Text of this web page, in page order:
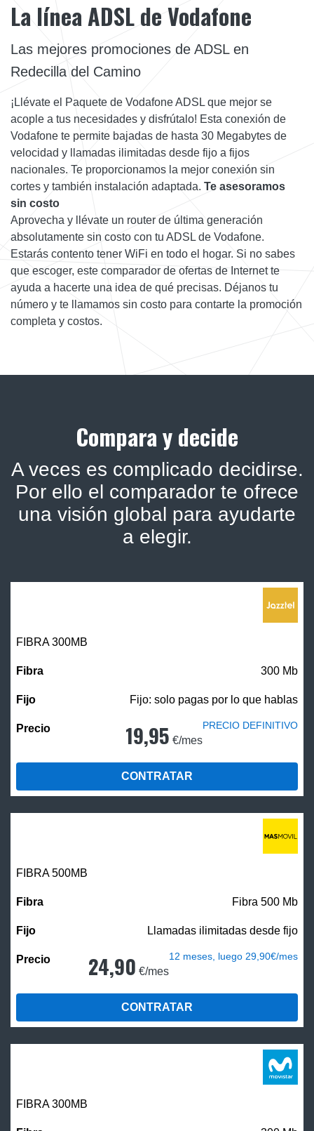
La línea ADSL de Vodafone
Las mejores promociones de ADSL en
Redecilla del Camino
¡Llévate el Paquete de Vodafone ADSL que mejor se
acople a tus necesidades y disfrútalo! Esta conexión de
Vodafone te permite bajadas de hasta 30 Megabytes de
velocidad y llamadas ilimitadas desde fijo a fijos
nacionales. Te proporcionamos la mejor conexión sin
cortes y también instalación adaptada. Te asesoramos
sin costo
Aprovecha y llévate un router de última generación
absolutamente sin costo con tu ADSL de Vodafone.
Estarás contento tener WiFi en todo el hogar. Si no sabes
que escoger, este comparador de ofertas de Internet te
ayuda a hacerte una idea de qué precisas. Déjanos tu
número y te llamamos sin costo para contarte la promoción
completa y costos.
Compara y decide
A veces es complicado decidirse.
Por ello el comparador te ofrece
una visión global para ayudarte
a elegir.
FIBRA 300MB
300 Mb
Fijo: solo pagas por lo que hablas
19,95 €/mes
PRECIO DEFINITIVO
CONTRATAR
FIBRA500MB
Fibra 500 Mb
Llamadas ilimitadas desde fijo
24,90 €/mes
12 meses, luego 29,90€/mes
CONTRATAR
FIBRA 300MB